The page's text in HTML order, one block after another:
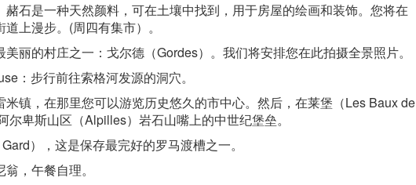
石是一种天然颜料，可在土壤中找到，用于房屋的绘画和装饰。您将在
上漫步。(周四有集市）。
丽的村庄之一：戈尔德（Gordes）。我们将安排您在此拍摄全景照片。
：步行前往索格河发源的洞穴。
镇，在那里您可以游览历史悠久的市中心。然后，在莱堡（Les Baux de
尔卑斯山区（Alpilles）岩石山嘴上的中世纪堡垒。
），这是保存最完好的罗马渡槽之一。
，午餐自理。